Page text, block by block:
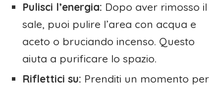
Pulisci l’energia: Dopo aver rimosso il
sale, puoi pulire l’area con acqua e
aceto o bruciando incenso. Questo
aiuta a purificare lo spazio.
Riflettici su: Prenditi un momento per